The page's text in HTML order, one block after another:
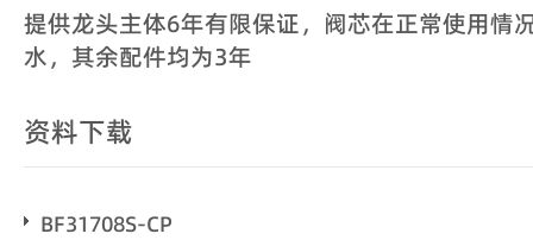
提供龙头主体6年有限保证，阀芯在正常使用情
水，其余配件均为3年
资料下载
BF31708S-CP